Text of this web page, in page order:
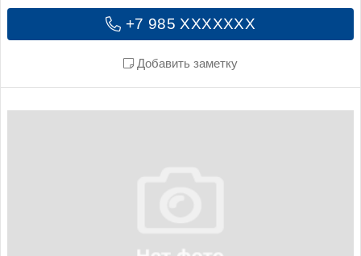
+7 985 XXXXXXX
Добавить заметку